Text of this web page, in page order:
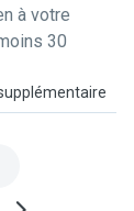
à votre
30